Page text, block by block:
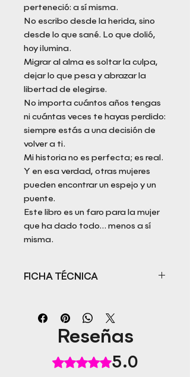
perteneció: a sí misma.
No escribo desde la herida, sino
desde lo que sané. Lo que dolió,
hoy ilumina.
Migrar al alma es soltar la culpa,
dejar lo que pesa y abrazar la
libertad de elegirse.
No importa cuántos años tengas
ni cuántas veces te hayas perdido:
siempre estás a una decisión de
volver a ti.
Mi historia no es perfecta; es real.
Y en esa verdad, otras mujeres
pueden encontrar un espejo y un
puente.
Este libro es un faro para la mujer
que ha dado todo… menos a sí
misma.
FICHA TÉCNICA
Autora: Pilar Borikó
Ilustración: Evelyn Miren Sulé B.
Fecha de publicación: 01/2026
Reseñas
Obtuvo 5 de 5 estrellas.
5.0